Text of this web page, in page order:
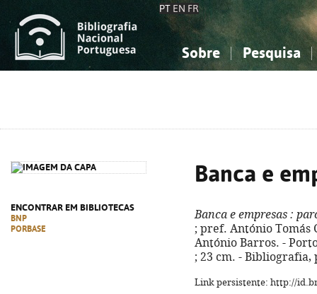
PT EN FR
Sobre Pesquisa
ENCONTRAR EM BIBLIOTECAS
BNP
PORBASE
Banca e
Banca e empresas :
; pref. António Tomás
António Barros. -
; 23 cm. - Bibliografia,
Link persistente: http://